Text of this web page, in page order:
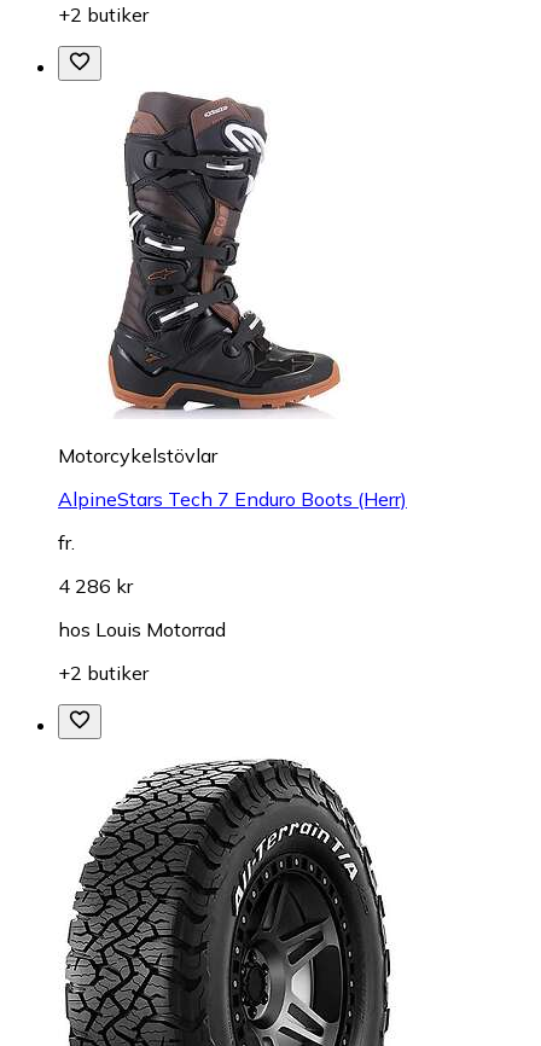
+2 butiker
Motorcykelstövlar
AlpineStars Tech 7 Enduro Boots (Herr)
fr.
4 286 kr
hos Louis Motorrad
+2 butiker